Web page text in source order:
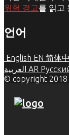
위험 경고를 읽고
언어
English EN 简体
العربية AR
© copyright 2018